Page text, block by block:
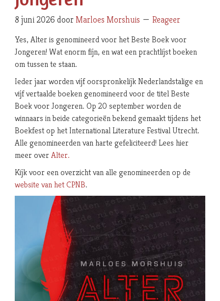
8 juni 2026 doorMarloes Morshuis Reageer
Yes, Alter is genomineerd voor het Beste Boek voor
Jongeren! Wat enorm fijn, en wat een prachtlijst boeken
om tussen te staan.
Ieder jaar worden vijf oorspronkelijk Nederlandstalige en
vijf vertaalde boeken genomineerd voor de titel Beste
Boek voor Jongeren. Op 20 september worden de
winnaars in beide categorieën bekend gemaakt tijdens het
Boekfest op het International Literature Festival Utrecht.
Alle genomineerden van harte gefeliciteerd! Lees hier
meer overAlter.
Kijk voor een overzicht van alle genomineerden op de
website van het CPNB.